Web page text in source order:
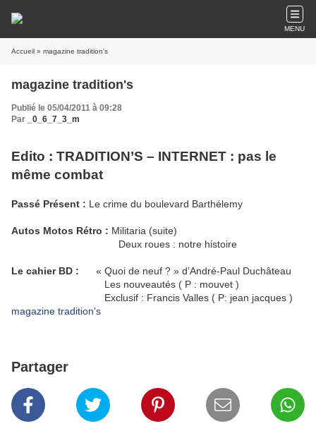
MENU
Accueil » magazine tradition's
magazine tradition's
Publié le 05/04/2011 à 09:28
Par
_0_6_7_3_m
Edito : TRADITION’S – INTERNET : pas le
même combat
Passé Présent : Le crime du boulevard Barthélemy
Autos Motos Rétro : Militaria (suite)
Deux roues : notre histoire
Le cahier BD :
« Quoi de neuf ? » d’André-Paul Duchâteau
Les nouveautés ( P : mouvet )
Exclusif : Francis Valles ( P: jean jacques )
magazine tradition's
Partager